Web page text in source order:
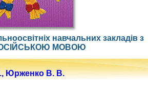
навчальних закладів з
МОВОЮ
Юрженко В. В.